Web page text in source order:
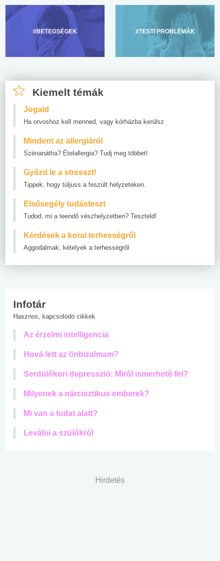
#BETEGSÉGEK #TESTI PROBLÉMÁK
Kiemelt témák
Jogaid
Ha orvoshoz kell menned, vagy kórházba kerülsz
Mindent az allergiáról
Szénanátha? Ételallergia? Tudj meg többet!
Győzd le a stresszt!
Tippek, hogy túljuss a feszült helyzeteken.
Elsősegély tudásteszt
Tudod, mi a teendő vészhelyzetben? Teszteld!
Kérdések a korai terhességről
Aggodalmak, kételyek a terhességről
Infotár
Hasznos, kapcsolódó cikkek
Az érzelmi intelligencia
Hová lett az önbizalmam?
Serdülőkori depresszió: Miről ismerhető fel?
Milyenek a nárcisztikus emberek?
Mi van a tudat alatt?
Leválni a szülőkről
Hirdetés